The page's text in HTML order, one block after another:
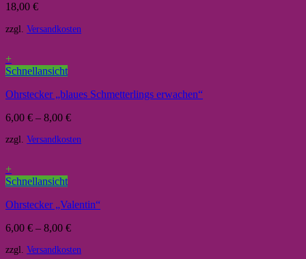
18,00 €
zzgl. Versandkosten
+
Schnellansicht
Ohrstecker „blaues Schmetterlings erwachen“
6,00 € – 8,00 €
zzgl. Versandkosten
+
Schnellansicht
Ohrstecker „Valentin“
6,00 € – 8,00 €
zzgl. Versandkosten